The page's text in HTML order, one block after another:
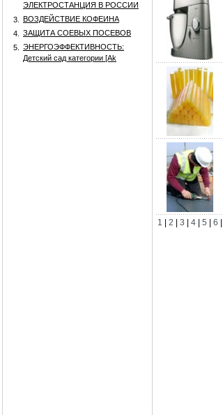
ЭЛЕКТРОСТАНЦИЯ В РОССИИ
3.
ВОЗДЕЙСТВИЕ КОФЕИНА
4.
ЗАЩИТА СОЕВЫХ ПОСЕВОВ
5.
ЭНЕРГОЭФФЕКТИВНОСТЬ:
Детский сад категории [Аk
1 2 3 4 5 6